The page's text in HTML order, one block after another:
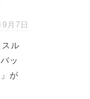
月7日
ル
ッ
が